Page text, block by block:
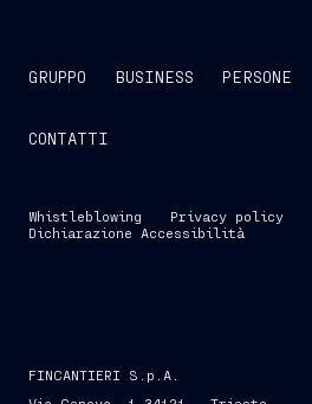
GRUPPO BUSINESS PERSONE
CONTATTI
Whistleblowing Privacy policy
Dichiarazione Accessibilità
FINCANTIERI S.p.A.